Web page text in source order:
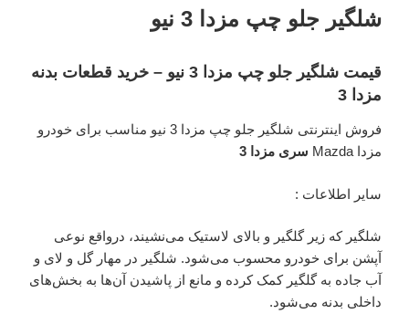
شلگیر جلو چپ مزدا 3 نیو
قیمت شلگیر جلو چپ مزدا 3 نیو – خرید قطعات بدنه
مزدا 3
فروش اینترنتی شلگیر جلو چپ مزدا 3 نیو مناسب برای خودرو
مزدا Mazda
سری مزدا 3
سایر اطلاعات :
شلگیر که زیر گلگیر و بالای لاستیک می‌نشیند، درواقع نوعی
آپشن برای خودرو محسوب می‌شود. شلگیر در مهار گل و لای و
آب جاده به گلگیر کمک کرده و مانع از پاشیدن آن‌ها به بخش‌های
داخلی بدنه می‌شود.